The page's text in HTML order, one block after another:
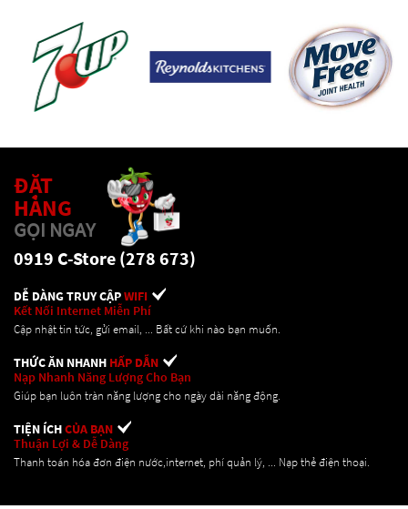
ĐẶT
HÀNG
GỌI NGAY
0919 C-Store (278 673)
DỄ DÀNG TRUY CẬPWIFI
Kết Nối Internet Miễn Phí
Cập nhật tin tức, gửi email, ... Bất cứ khi nào bạn muốn.
THỨC ĂN NHANH HẤP DẪN
Nạp Nhanh Năng Lượng Cho Bạn
Giúp bạn luôn tràn năng lượng cho ngày dài năng động.
TIỆN ÍCHCỦA BẠN
Thuận Lợi & Dễ Dàng
Thanh toán hóa đơn điện nước,internet, phí quản lý, ... Nạp thẻ điện thoại.